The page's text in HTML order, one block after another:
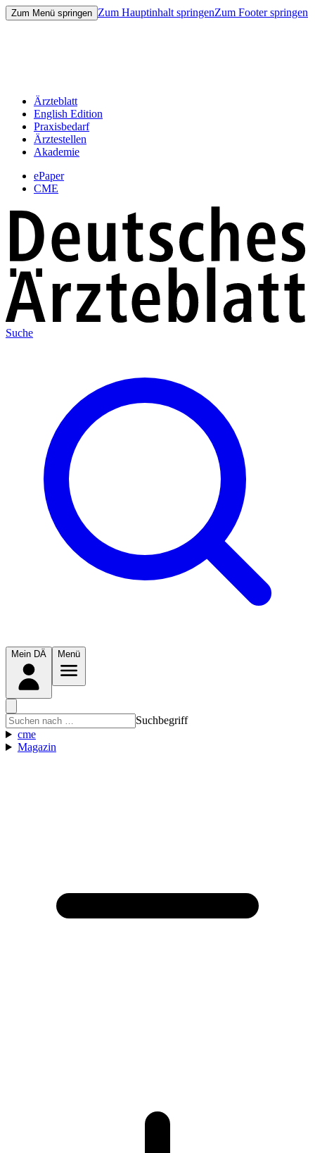
Zum Menü springen Zum Hauptinhalt springenZum Footer springen
Ärzteblatt
English Edition
Praxisbedarf
Ärztestellen
Akademie
ePaper
CME
Suche
Mein DÄ Menü
Suchbegriff
cme
Magazin